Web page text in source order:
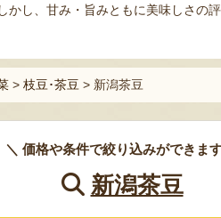
かし、甘み・旨みともに美味しさの
> 枝豆･茶豆 > 新潟茶豆
＼ 価格や条件で絞り込みができま
新潟茶豆